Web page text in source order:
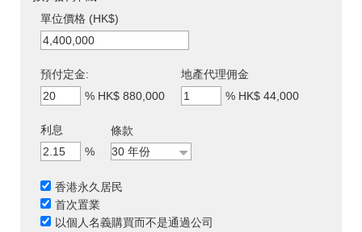
單位價格 (HK$)
預付定金:
% HK$ 880,000
地產代理佣金
% HK$ 44,000
利息
%
條款
香港永久居民
首次置業
以個人名義購買而不是通過公司